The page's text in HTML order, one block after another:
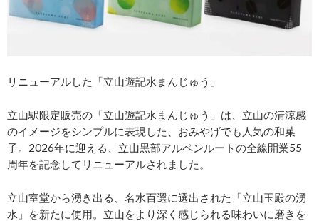
リニューアルした「立山遊記水まんじゅう」
立山駅限定販売の「立山遊記水まんじゅう」は、立山の清涼感
のイメージをシンプルに表現した、おみやげでも人気の和菓
子。2026年に迎える、立山黒部アルペンルートの全線開業55
周年を記念してリニューアルされました。
立山室堂から湧き出る、名水百選に選出された「立山玉殿の湧
水」を新たに使用。立山をより深く感じられる味わいに磨きを